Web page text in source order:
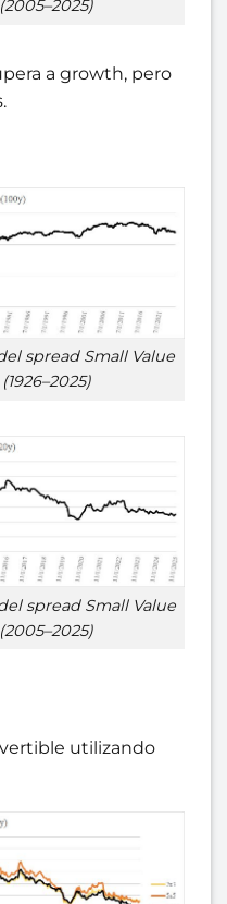
a growth, pero
spread Small Value
spread Small Value
utilizando